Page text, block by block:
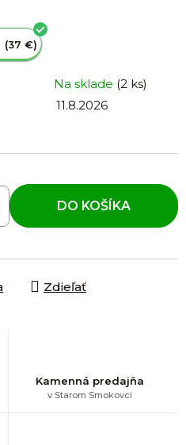
(37 €)
Na sklade (2 ks)
11.8.2026
DO KOŠÍKA
Zdieľať
Kamenná predajňa
v Starom Smokovci